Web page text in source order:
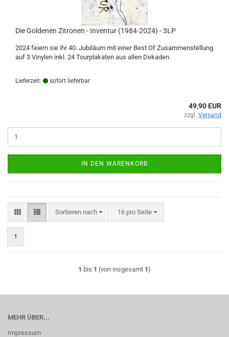
Die Goldenen Zitronen - Inventur (1984-2024) - 3LP
2024 feiern sie ihr 40. Jubiläum mit einer Best Of Zusammenstellung
auf 3 Vinylen inkl. 24 Tourplakaten aus allen Dekaden.
Lieferzeit: sofort lieferbar
49,90 EUR
zzgl. Versand
IN DEN WARENKORB
Sortieren nach
Sortieren nach 16 pro Seite
pro Seite
1
1 bis 1 (von insgesamt 1)
MEHR ÜBER...
Impressum